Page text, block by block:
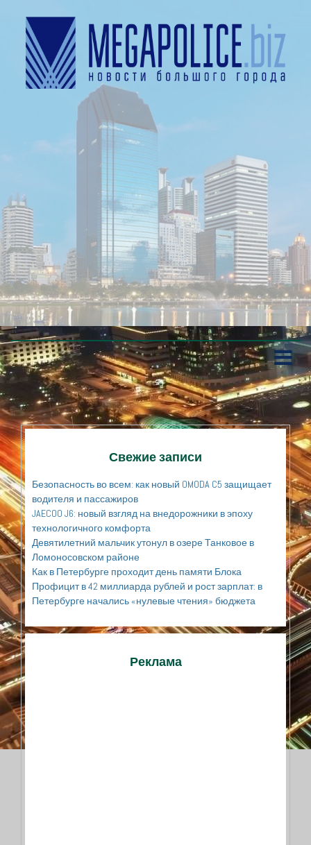
П
е
р
е
й
т
и
с
д
р
а
и
ю
Свежие записи
Безопасность во всем: как новый OMODA C5 защищает
водителя и пассажиров
JAECOO J6: новый взгляд на внедорожники в эпоху
технологичного комфорта
Девятилетний мальчик утонул в озере Танковое в
Ломоносовском районе
Как в Петербурге проходит день памяти Блока
Профицит в 42 миллиарда рублей и рост зарплат: в
Петербурге начались «нулевые чтения» бюджета
Реклама